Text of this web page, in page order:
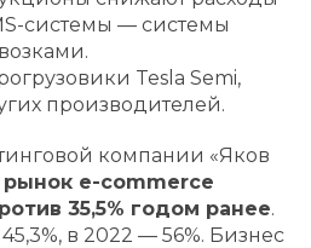
системы — системы
Tesla Semi,
производителей.
компании «Яков
рынок e-commerce
35,5% годом ранее.
в 2022 — 56%. Бизнес